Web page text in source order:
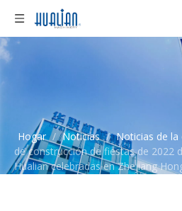
Hogar / Noticias / Noticias de la
de construcción de fiestas de 2022
Hualian celebradas en Zhejiang